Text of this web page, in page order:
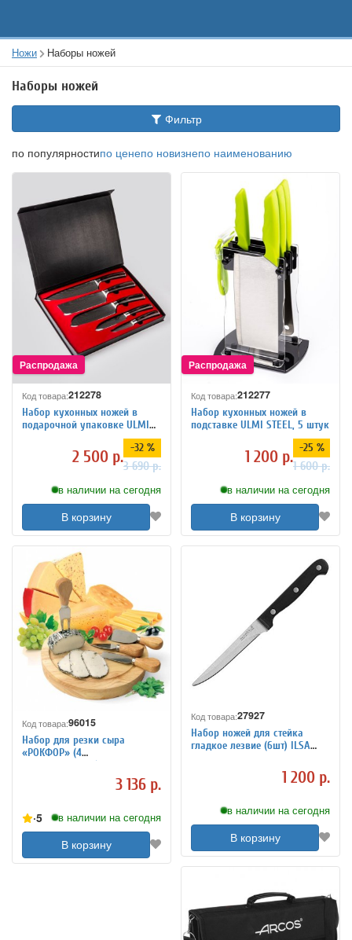
Ножи Наборы ножей
Наборы ножей
Фильтр
по популярностипо ценепо новизнепо наименованию
Код товара:212278
Набор кухонных ножей в
подарочной упаковке ULMI
2 500 р. -32 %
3 690 р.
в наличии на сегодня
В корзину
Код товара:212277
Набор кухонных ножей в
подставке ULMI STEEL, 5 штук
1 200 р. -25 %
1 600 р.
в наличии на сегодня
В корзину
Код товара:96015
Набор для резки сыра
«РОКФОР» (4
3 136 р.
5 в наличии на сегодня
В корзину
Код товара:27927
Набор ножей для стейка
гладкое лезвие (6шт) ILSA
1 200 р.
в наличии на сегодня
В корзину